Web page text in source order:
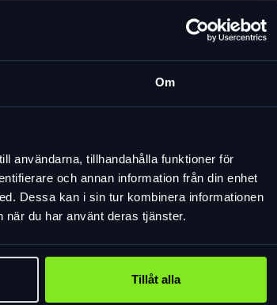
Om
användarna, tillhandahålla funktioner för
och annan information från din enhet
Dessa kan i sin tur kombinera informationen
du har använt deras tjänster.
Tillåt alla